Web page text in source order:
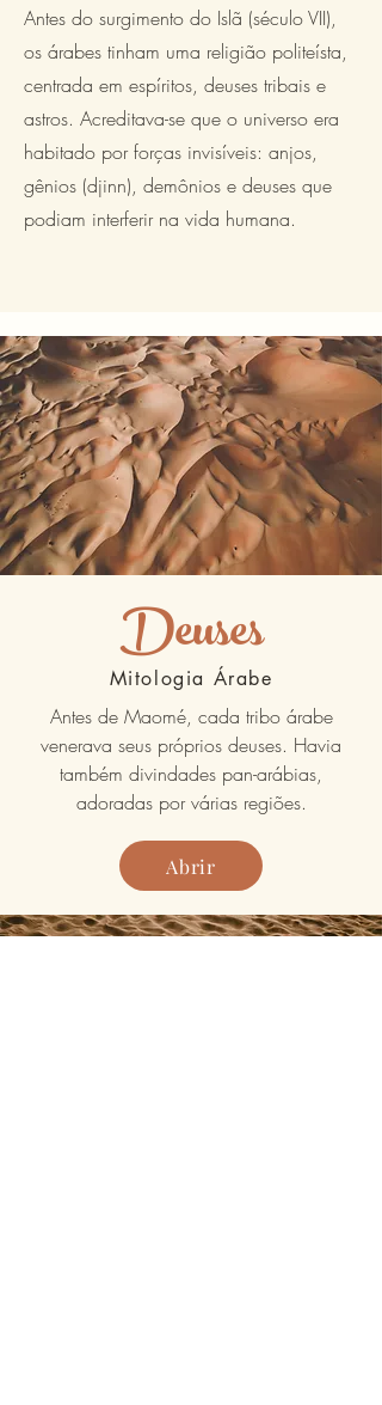
Antes do surgimento do Islã (século VII),
os árabes tinham uma religião politeísta,
centrada em espíritos, deuses tribais e
astros. Acreditava-se que o universo era
habitado por forças invisíveis: anjos,
gênios (djinn), demônios e deuses que
podiam interferir na vida humana.
Deuses
Mitologia Árabe
Antes de Maomé, cada tribo árabe
venerava seus próprios deuses. Havia
também divindades pan-arábias,
adoradas por várias regiões.
Abrir